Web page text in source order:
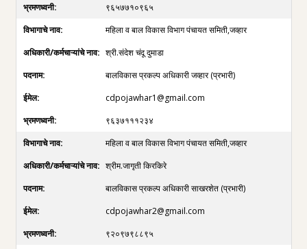
९६५७७१०९६५
महिला व बाल विकास विभाग पंचायत समिती,जव्हार
श्री.संदेश चंदू दुमाडा
बालविकास प्रकल्प अधिकारी जव्हार (प्रभारी)
cdpojawhar1@gmail.com
९६३७१११२३४
महिला व बाल विकास विभाग पंचायत समिती,जव्हार
श्रीम.जागृती किरकिरे
बालविकास प्रकल्प अधिकारी साखरशेत (प्रभारी)
cdpojawhar2@gmail.com
९२०९७९८८९५